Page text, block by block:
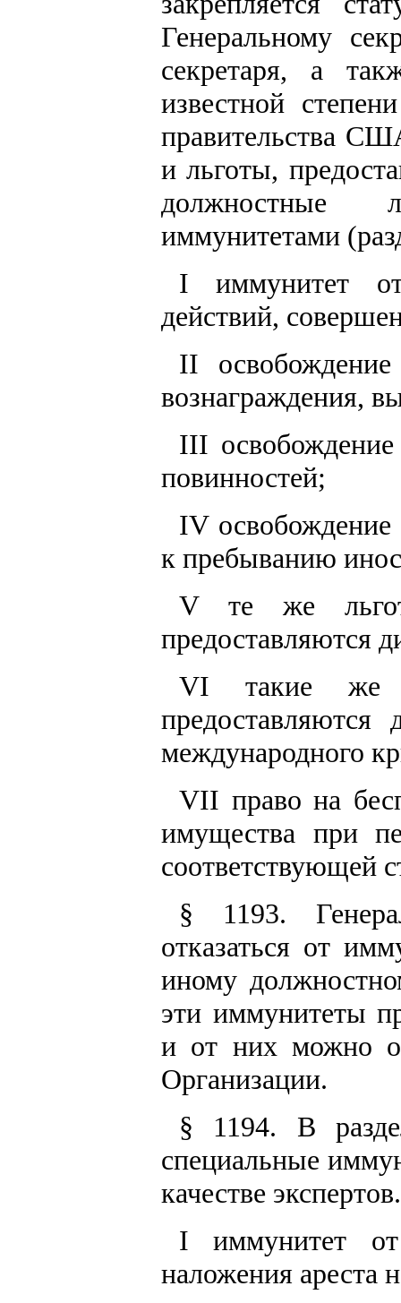
Генеральному
секретаря, а
известной
правительства
и льготы,
должностные
иммунитетами
I иммунитет
действий,
II
вознаграждения,
III освобождение
повинностей;
IV освобождение
к пребыванию
V те же
предоставляются
VI такие же
предоставляются
международного
VII право на
имущества при
соответствующей
§ 1193.
отказаться от
иному
эти иммунитеты
и от них можно
Организации.
§ 1194. В
специальные
качестве
I иммунитет
наложения ареста